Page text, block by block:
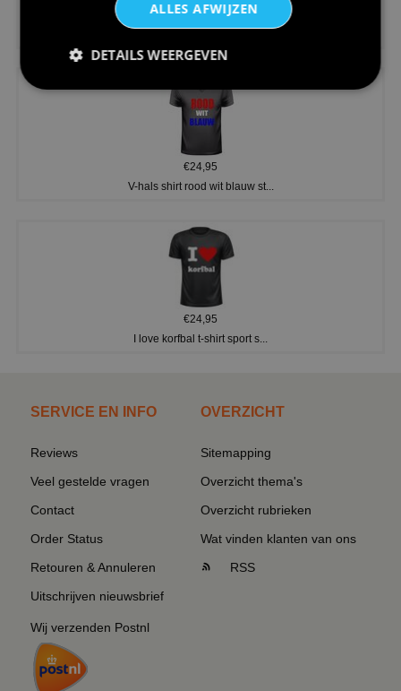
€24,95
€24,95
V-hals shirt rood wit blauw st...
€24,95
I love korfbal t-shirt sport s...
SERVICE EN INFO
Reviews
Veel gestelde vragen
Contact
Order Status
Retouren & Annuleren
Uitschrijven nieuwsbrief
Wij verzenden Postnl
OVERZICHT
Sitemapping
Overzicht thema's
Overzicht rubrieken
Wat vinden klanten van ons
RSS
ALLES AFWIJZEN
DETAILS WEERGEVEN